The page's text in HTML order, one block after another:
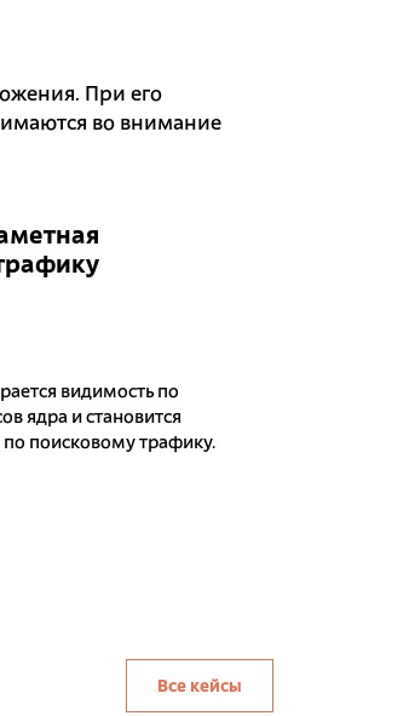
При его
во внимание
видимость по
ядра и становится
поисковому трафику.
Все кейсы